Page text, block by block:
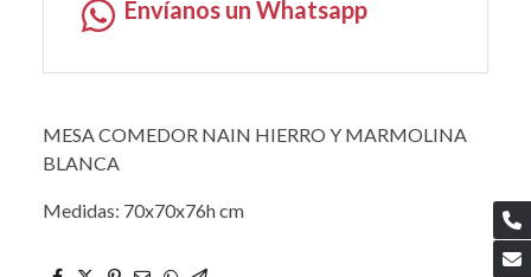
Envíanos un Whatsapp
MESA COMEDOR NAIN HIERRO Y MARMOLINA
BLANCA
Medidas: 70x70x76h cm